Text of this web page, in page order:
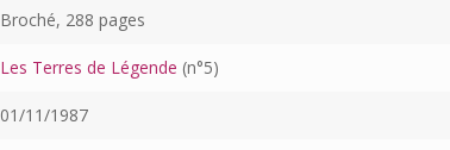
Broché, 288 pages
Les Terres de Légende (n°5)
01/11/1987